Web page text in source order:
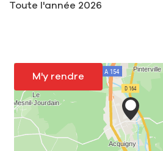
Toute l'année 2026
M'y rendre